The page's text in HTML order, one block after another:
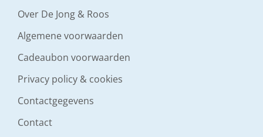
Over De Jong & Roos
Algemene voorwaarden
Cadeaubon voorwaarden
Privacy policy & cookies
Contactgegevens
Contact